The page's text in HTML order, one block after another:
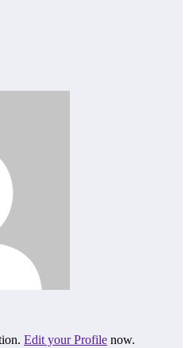
Edit your Profile now.